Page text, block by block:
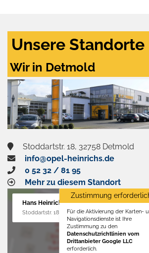
Unsere Standorte
Wir in Detmold
Stoddartstr. 18, 32758 Detmold
info@opel-heinrichs.de
0 52 32 / 81 95
Mehr zu diesem Standort
Hans Heinrichs GmbH
Stoddartstr. 18, 32758 Detmold
Zustimmung
Für die Aktivierung der Karten-
Navigationsdienste ist Ihre
Zustimmung zu den
Datenschutzrichtlinien vom
Drittanbieter Google LLC
erforderlich.